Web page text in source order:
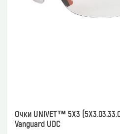
Очки UNIVET™ 5Х3
Vanguard UDC